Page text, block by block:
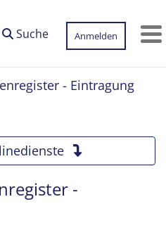
Suche
Anmelden
- Eintragung
-